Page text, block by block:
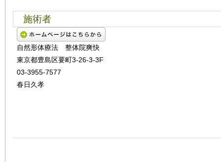
施術者
自然形体療法 整体院爽快
東京都豊島区要町3-26-3-3F
03-3955-7577
春日久孝